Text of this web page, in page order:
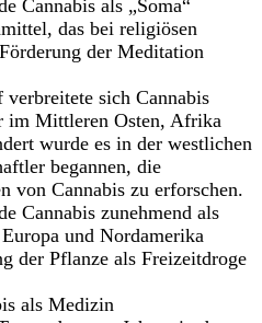
Cannabis als „Soma“
das bei religiösen
der Meditation
verbreitete sich Cannabis
im Mittleren Osten, Afrika
wurde es in der westlichen
begannen, die
von Cannabis zu erforschen.
Cannabis zunehmend als
und Nordamerika
der Pflanze als Freizeitdroge
als Medizin